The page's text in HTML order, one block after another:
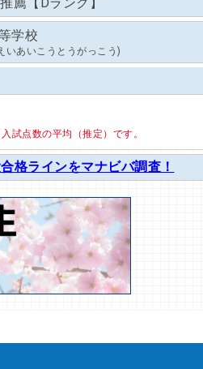
学校
いあいこうとうがっこう)
試点数の平均（推定）です。
格ラインをマナビバ調査！